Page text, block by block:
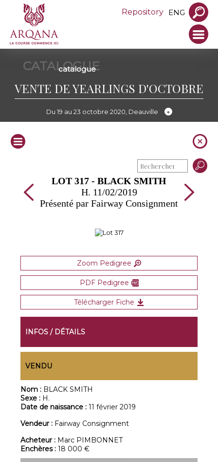
Repository ENG
CATALOGUE
catalogue
VENTE DE YEARLINGS D'OCTOBRE
Du 19 au 23 octobre 2020, Deauville
LOT 317 - BLACK SMITH
H. 11/02/2019
Présenté par Fairway Consignment
Zoom Pedigree
PDF Pedigree
Télécharger Fiche
INFOS / DÉTAILS
VENDU
Nom : BLACK SMITH
Sexe : H.
Date de naissance :11 février 2019
Vendeur : Fairway Consignment
Acheteur : Marc PIMBONNET
Enchères :18 000 €